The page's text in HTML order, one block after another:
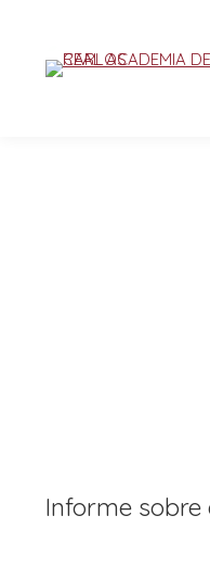
Informe sobre